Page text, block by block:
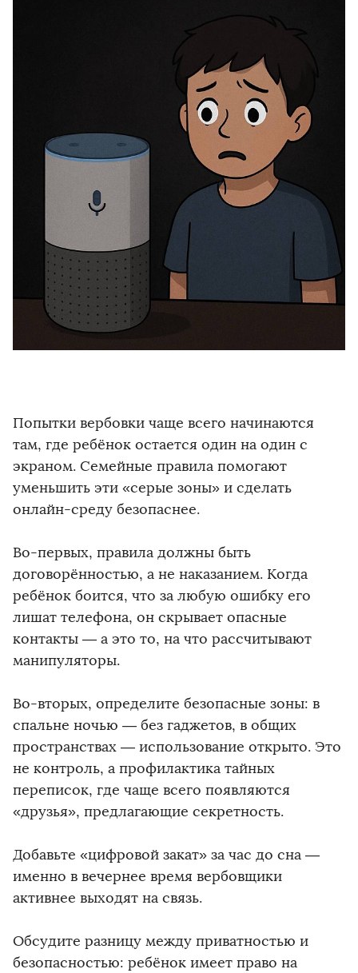
Попытки вербовки чаще всего начинаются
там, где ребёнок остается один на один с
экраном. Семейные правила помогают
уменьшить эти «серые зоны» и сделать
онлайн-среду безопаснее.
Во-первых, правила должны быть
договорённостью, а не наказанием. Когда
ребёнок боится, что за любую ошибку его
лишат телефона, он скрывает опасные
контакты — а это то, на что рассчитывают
манипуляторы.
Во-вторых, определите безопасные зоны: в
спальне ночью — без гаджетов, в общих
пространствах — использование открыто. Это
не контроль, а профилактика тайных
переписок, где чаще всего появляются
«друзья», предлагающие секретность.
Добавьте «цифровой закат» за час до сна —
именно в вечернее время вербовщики
активнее выходят на связь.
Обсудите разницу между приватностью и
безопасностью: ребёнок имеет право на